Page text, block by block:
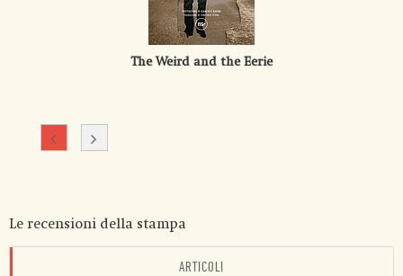
The Weird and the Eerie
Le recensioni della stampa
ARTICOLI